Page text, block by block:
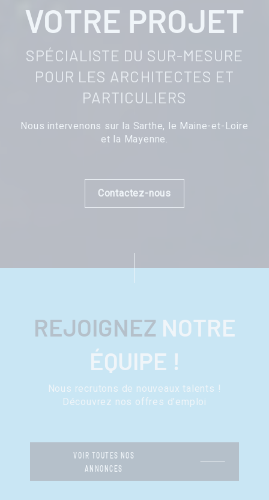
VOTRE PROJET
SPÉCIALISTE DU SUR-MESURE
POUR LES ARCHITECTES ET
PARTICULIERS
Nous intervenons sur la Sarthe, le Maine-et-Loire
et la Mayenne.
Contactez-nous
REJOIGNEZ NOTRE
ÉQUIPE !
Nous recrutons de nouveaux talents !
Découvrez nos offres d’emploi
VOIR TOUTES NOS
ANNONCES